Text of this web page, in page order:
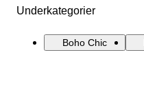
Underkategorier
Boho Chic